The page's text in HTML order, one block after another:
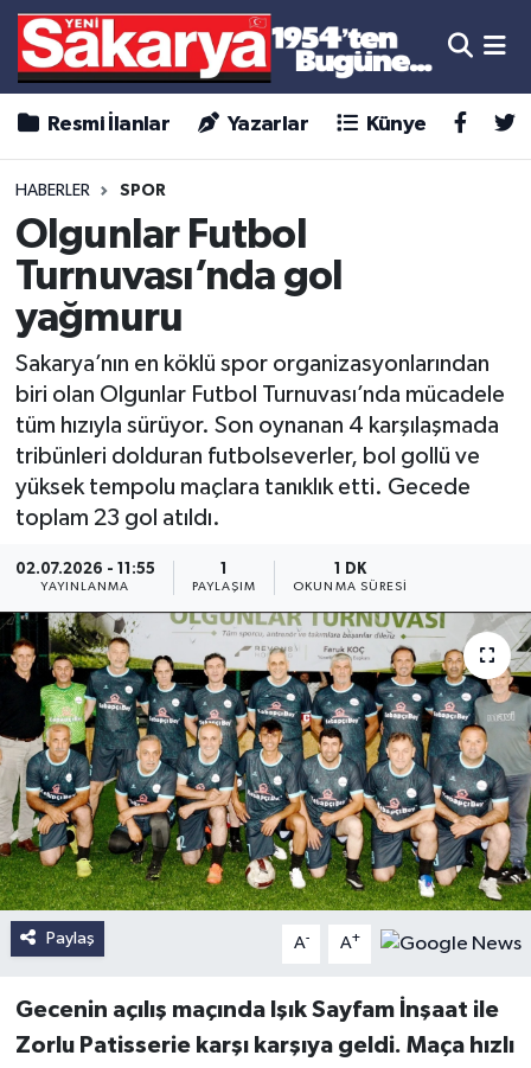
Resmi İlanlar Yazarlar Künye
HABERLER SPOR
Olgunlar Futbol
Turnuvası’nda gol
yağmuru
Sakarya’nın en köklü spor organizasyonlarından
biri olan Olgunlar Futbol Turnuvası’nda mücadele
tüm hızıyla sürüyor. Son oynanan 4 karşılaşmada
tribünleri dolduran futbolseverler, bol gollü ve
yüksek tempolu maçlara tanıklık etti. Gecede
toplam 23 gol atıldı.
02.07.2026 - 11:55
YAYINLANMA PAYLAŞIM
1 DK
OKUNMA SÜRESI
Paylaş A- A+
Gecenin açılış maçında Işık Sayfam İnşaat ile
Zorlu Patisserie karşı karşıya geldi. Maça hızlı